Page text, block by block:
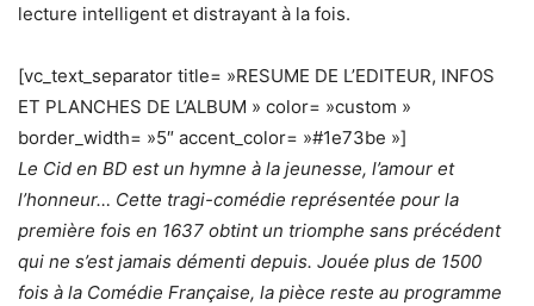
lecture intelligent et distrayant à la fois.
[vc_text_separator title= »RESUME DE L’EDITEUR, INFOS
ET PLANCHES DE L’ALBUM » color= »custom »
border_width= »5″ accent_color= »#1e73be »]
Le Cid en BD est un hymne à la jeunesse, l’amour et
l’honneur… Cette tragi-comédie représentée pour la
première fois en 1637 obtint un triomphe sans précédent
qui ne s’est jamais démenti depuis. Jouée plus de 1500
fois à la Comédie Française, la pièce reste au programme